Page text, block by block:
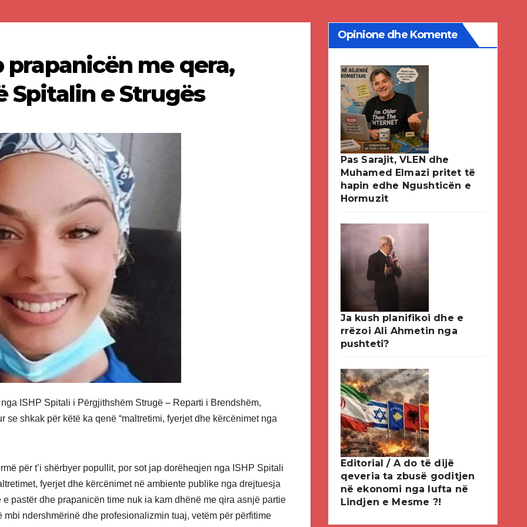
prapanicën me qera,
e Strugës
ISHP Spitali i Përgjithshëm Strugë – Reparti i Brendshëm,
shkak për këtë ka qenë “maltretimi, fyerjet dhe kërcënimet nga
për t’i shërbyer popullit, por sot jap dorëheqjen nga ISHP Spitali
fyerjet dhe kërcënimet në ambiente publike nga drejtuesja
pastër dhe prapanicën time nuk ia kam dhënë me qira asnjë partie
ndershmërinë dhe profesionalizmin tuaj, vetëm për përfitime
Opinione dhe Komente
Pas Sarajit, VLEN dhe
Muhamed Elmazi pritet të
hapin edhe Ngushticën e
Hormuzit
Ja kush planifikoi dhe e
rrëzoi Ali Ahmetin nga
pushteti?
Editorial / A do të dijë
qeveria ta zbusë goditjen
në ekonomi nga lufta në
Lindjen e Mesme ?!